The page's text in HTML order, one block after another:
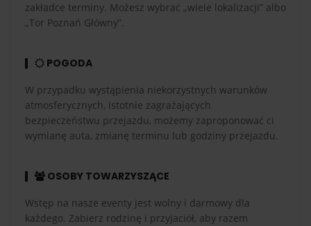
zakładce terminy. Możesz wybrać „wiele lokalizacji” albo
„Tor Poznań Główny”.
POGODA
W przypadku wystąpienia niekorzystnych warunków
atmosferycznych, istotnie zagrażających
bezpieczeństwu przejazdu, możemy zaproponować ci
wymianę auta, zmianę terminu lub godziny przejazdu.
OSOBY TOWARZYSZĄCE
Wstęp na nasze eventy jest wolny i darmowy dla
każdego. Zabierz rodzinę i przyjaciół, aby razem